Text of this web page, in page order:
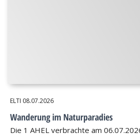
ELTI 08.07.2026
Wanderung im Naturparadies
Die 1 AHEL verbrachte am